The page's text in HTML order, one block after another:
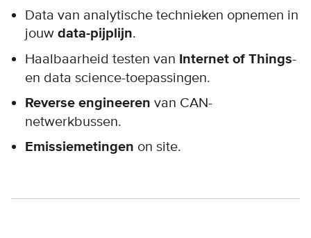
Data van analytische technieken opnemen in
jouw data-pijplijn.
Haalbaarheid testen van Internet of Things-
en data science-toepassingen.
Reverse engineeren van CAN-
netwerkbussen.
Emissiemetingen on site.